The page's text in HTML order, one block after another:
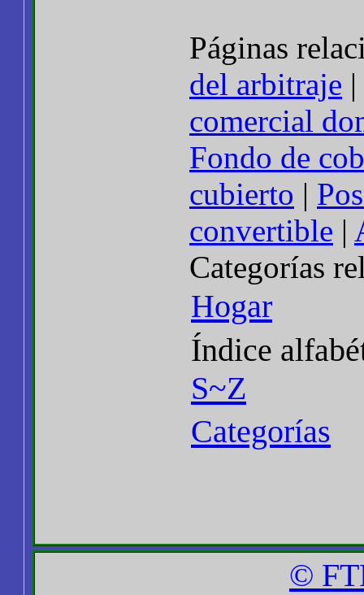
Páginas
del arbitraje |
comercial
Fondo de
cubierto |
convertible |
Categorías
Hogar
Índice
S~Z
Categorías
©